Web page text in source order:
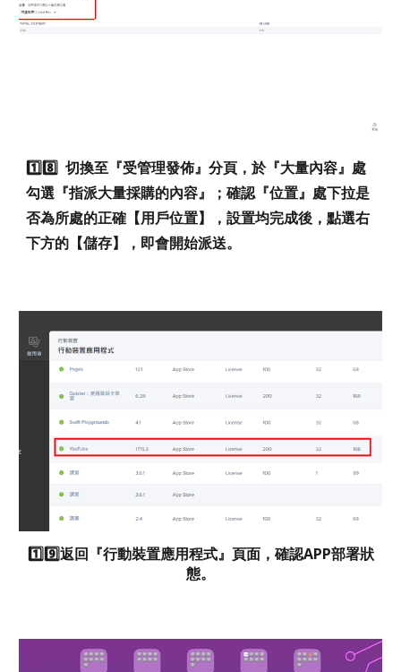
1️⃣8️⃣ 切換至『受管理發佈』分頁，於『大量內容』處
勾選『指派大量採購的內容』；確認『位置』處下拉是
否為所處的正確【用戶位置】，設置均完成後，點選右
下方的【儲存】，即會開始派送。
1️⃣9️⃣返回『行動裝置應用程式』頁面，確認APP部署狀
態。